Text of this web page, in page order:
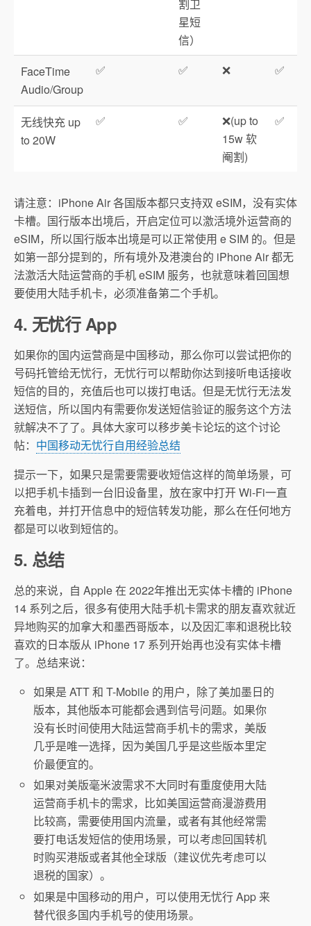
割卫
星短
信）
FaceTime
Audio/Group
✅ ✅ ❌ ✅
无线快充 up
to 20W
✅ ✅
❌(up to
15w 软
阉割)
✅
请注意：iPhone Air 各国版本都只支持双 eSIM，没有实体
卡槽。国行版本出境后，开启定位可以激活境外运营商的
eSIM，所以国行版本出境是可以正常使用 e SIM 的。但是
如第一部分提到的，所有境外及港澳台的 iPhone Air 都无
法激活大陆运营商的手机 eSIM 服务，也就意味着回国想
要使用大陆手机卡，必须准备第二个手机。
4. 无忧行 App
如果你的国内运营商是中国移动，那么你可以尝试把你的
号码托管给无忧行，无忧行可以帮助你达到接听电话接收
短信的目的，充值后也可以拨打电话。但是无忧行无法发
送短信，所以国内有需要你发送短信验证的服务这个方法
就解决不了了。具体大家可以移步美卡论坛的这个讨论
帖： 中国移动无忧行自用经验总结
提示一下，如果只是需要需要收短信这样的简单场景，可
以把手机卡插到一台旧设备里，放在家中打开 Wi-Fi一直
充着电，并打开信息中的短信转发功能，那么在任何地方
都是可以收到短信的。
5. 总结
总的来说，自 Apple 在 2022年推出无实体卡槽的 iPhone
14 系列之后，很多有使用大陆手机卡需求的朋友喜欢就近
异地购买的加拿大和墨西哥版本，以及因汇率和退税比较
喜欢的日本版从 iPhone 17 系列开始再也没有实体卡槽
了。总结来说：
如果是 ATT 和 T-Mobile 的用户，除了美加墨日的
版本，其他版本可能都会遇到信号问题。如果你
没有长时间使用大陆运营商手机卡的需求，美版
几乎是唯一选择，因为美国几乎是这些版本里定
价最便宜的。
如果对美版毫米波需求不大同时有重度使用大陆
运营商手机卡的需求，比如美国运营商漫游费用
比较高，需要使用国内流量，或者有其他经常需
要打电话发短信的使用场景，可以考虑回国转机
时购买港版或者其他全球版（建议优先考虑可以
退税的国家）。
如果是中国移动的用户，可以使用无忧行 App 来
替代很多国内手机号的使用场景。